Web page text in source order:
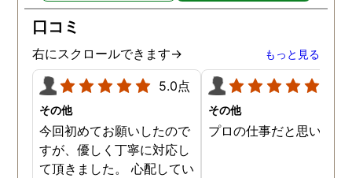
口コミ
右にスクロールできます→ もっと見る
5.0点
その他
今回初めてお願いしたので
すが、優しく丁寧に対応し
て頂きました。 心配してい
その他
プロの仕事だと思います